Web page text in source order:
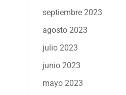
septiembre 2023
agosto 2023
julio 2023
junio 2023
mayo 2023